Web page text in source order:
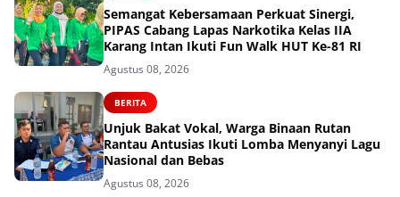
Semangat Kebersamaan Perkuat Sinergi,
PIPAS Cabang Lapas Narkotika Kelas IIA
Karang Intan Ikuti Fun Walk HUT Ke-81 RI
Agustus 08, 2026
BERITA
Unjuk Bakat Vokal, Warga Binaan Rutan
Rantau Antusias Ikuti Lomba Menyanyi Lagu
Nasional dan Bebas
Agustus 08, 2026